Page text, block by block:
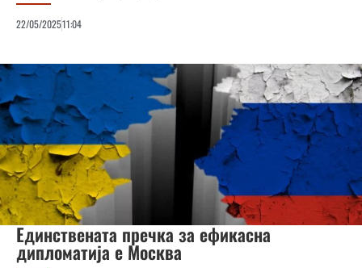
22/05/202511:04
Единствената пречка за ефикасна
дипломатија е Москва